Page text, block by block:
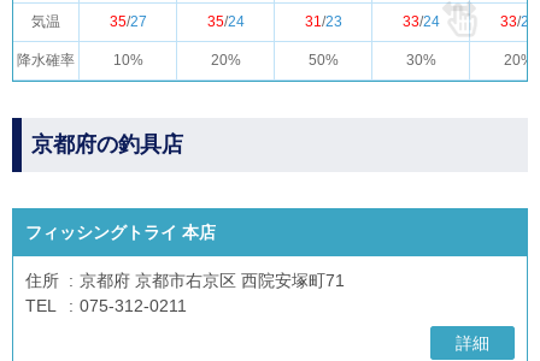
気温
降水確率
35/27 35/24 31/23 33/24 33/25
10% 20% 50% 30% 20%
京都府の釣具店
フィッシングトライ 本店
住所
京都府 京都市右京区 西院安塚町71
TEL
075-312-0211
詳細